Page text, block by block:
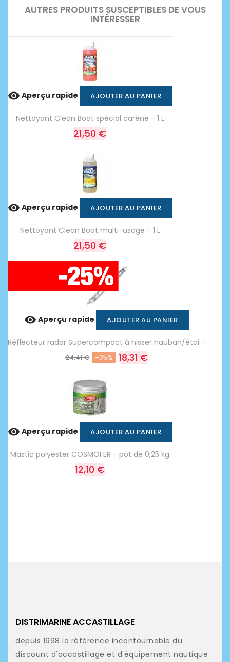
AUTRES PRODUITS SUSCEPTIBLES DE VOUS
INTÉRESSER
 Aperçu rapide AJOUTER AU PANIER
Nettoyant Clean Boat spécial carène - 1 L
21,50 €
 Aperçu rapide AJOUTER AU PANIER
Nettoyant Clean Boat multi-usage - 1 L
21,50 €
 Aperçu rapide AJOUTER AU PANIER
Réflecteur radar Supercompact à hisser hauban/étai -
24,41 € -25% 18,31 €
 Aperçu rapide AJOUTER AU PANIER
Mastic polyester COSMOFER - pot de 0,25 kg
12,10 €
DISTRIMARINE ACCASTILLAGE
depuis 1998 la référence incontournable du
discount d'accastillage et d'équipement nautique